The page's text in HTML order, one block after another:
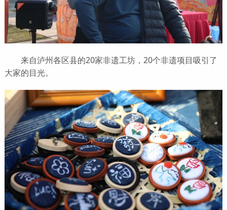
来自泸州各区县的20家非遗工坊，20个非遗项目吸引了
大家的目光。